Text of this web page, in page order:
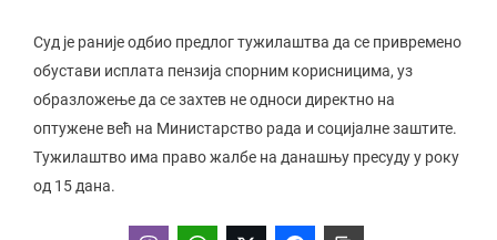
Суд је раније одбио предлог тужилаштва да се привремено
обустави исплата пензија спорним корисницима, уз
образложење да се захтев не односи директно на
оптужене већ на Министарство рада и социјалне заштите.
Тужилаштво има право жалбе на данашњу пресуду у року
од 15 дана.